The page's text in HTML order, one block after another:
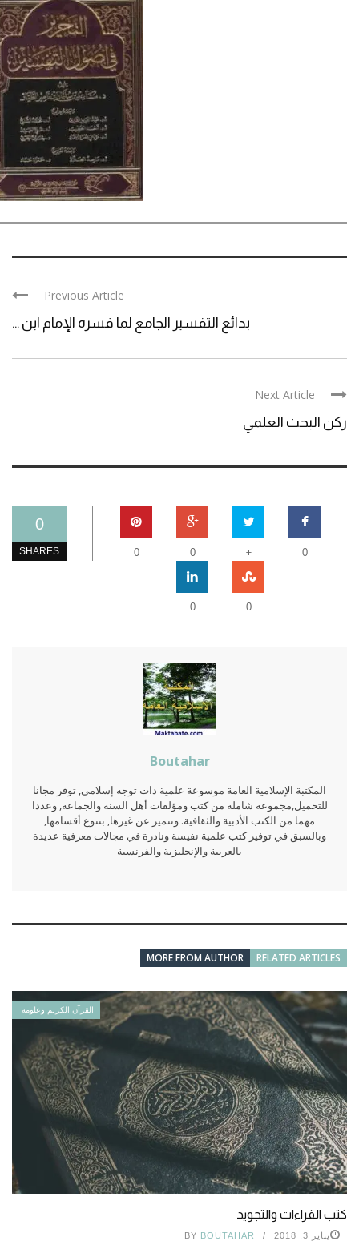
Previous Article
بدائع التفسير الجامع لما فسره الإمام ابن ...
Next Article
ركن البحث العلمي
0
SHARES 0
+
0
0
0
0
Boutahar
المكتبة الإسلامية العامة موسوعة علمية ذات توجه إسلامي, توفر مجانا
للتحميل,مجموعة شاملة من كتب ومؤلفات أهل السنة والجماعة, وعددا
مهما من الكتب الأدبية والثقافية. وتتميز عن غيرها, بتنوع أقسامها,
وبالسبق في توفير كتب علمية نفيسة ونادرة في مجالات معرفية عديدة
بالعربية والإنجليزية والفرنسية
RELATED ARTICLES
MORE FROM AUTHOR
القرآن الكريم وعلومه
كتب القراءات والتجويد
يناير 3, 2018 BY BOUTAHAR